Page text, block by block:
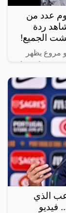
عدد من
ردة
الجميع!
مروع يظهر
في شارع عام
الذي
فيديو